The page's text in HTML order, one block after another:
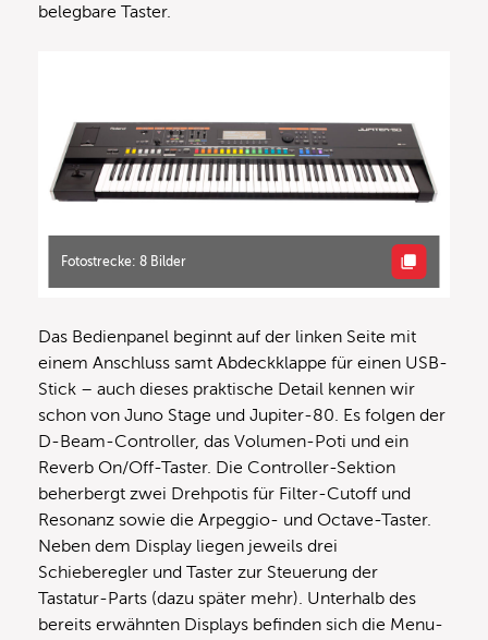
belegbare Taster.
Fotostrecke: 8 Bilder
Das Bedienpanel beginnt auf der linken Seite mit
einem Anschluss samt Abdeckklappe für einen USB-
Stick – auch dieses praktische Detail kennen wir
schon von Juno Stage und Jupiter-80. Es folgen der
D-Beam-Controller, das Volumen-Poti und ein
Reverb On/Off-Taster. Die Controller-Sektion
beherbergt zwei Drehpotis für Filter-Cutoff und
Resonanz sowie die Arpeggio- und Octave-Taster.
Neben dem Display liegen jeweils drei
Schieberegler und Taster zur Steuerung der
Tastatur-Parts (dazu später mehr). Unterhalb des
bereits erwähnten Displays befinden sich die Menu-